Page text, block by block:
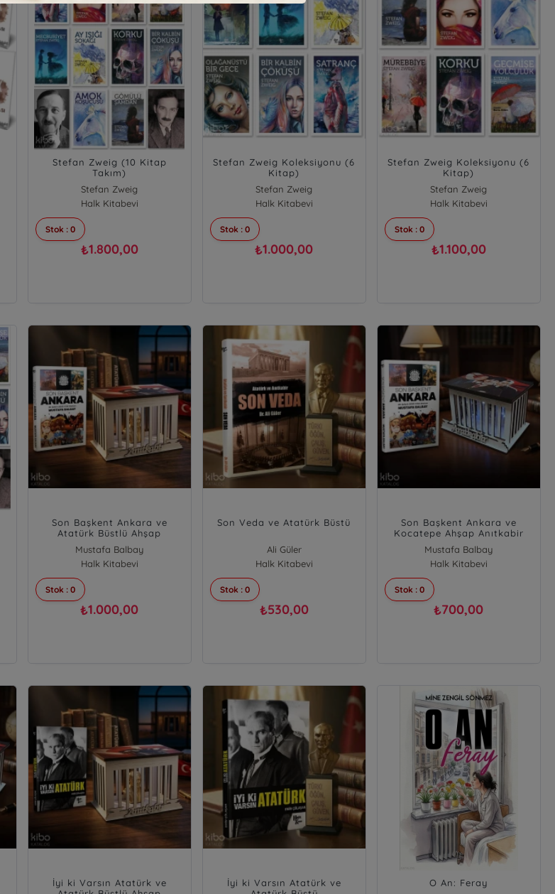
Stefan Zweig (10 Kitap
Takım)
Stefan Zweig
Halk Kitabevi
Stok : 0
₺1.800,00
Stefan Zweig Koleksiyonu (6
Kitap)
Stefan Zweig
Halk Kitabevi
Stok : 0
₺1.000,00
Stefan Zweig Koleksiyonu (6
Kitap)
Stefan Zweig
Halk Kitabevi
Stok : 0
₺1.100,00
Son Başkent Ankara ve
Atatürk Büstlü Ahşap
Anıtkabir Işıklı Maket
Mustafa Balbay
Halk Kitabevi
Stok : 0
₺1.000,00
Son Veda ve Atatürk Büstü
Ali Güler
Halk Kitabevi
Stok : 0
₺530,00
Son Başkent Ankara ve
Kocatepe Ahşap Anıtkabir
Işıklı Maket
Mustafa Balbay
Halk Kitabevi
Stok : 0
₺700,00
İyi ki Varsın Atatürk ve
İyi ki Varsın Atatürk ve
O An: Feray